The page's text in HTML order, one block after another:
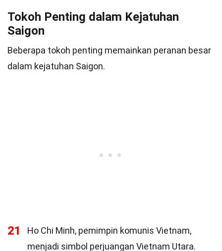
Tokoh Penting dalam Kejatuhan
Saigon
Beberapa tokoh penting memainkan peranan besar
dalam kejatuhan Saigon.
21
Ho Chi Minh, pemimpin komunis Vietnam,
menjadi simbol perjuangan Vietnam Utara.